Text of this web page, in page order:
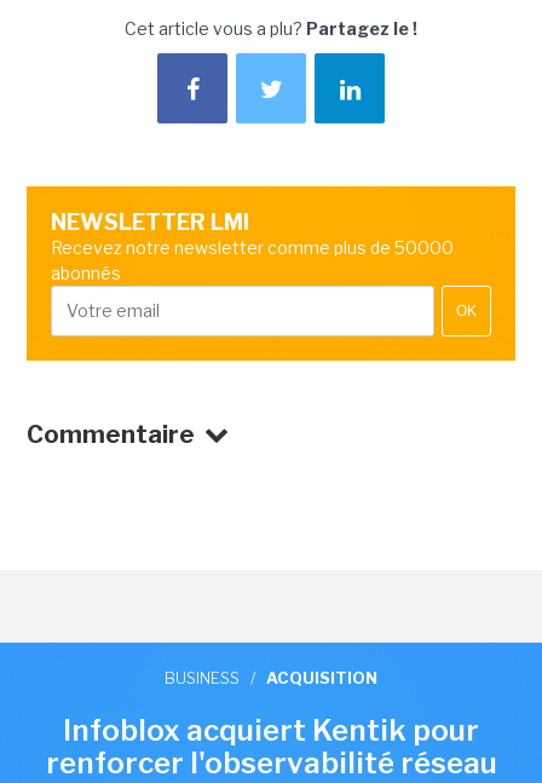
Cet article vous a plu? Partagez le !
NEWSLETTER LMI
Recevez notre newsletter comme plus de 50000
abonnés
OK
Commentaire
BUSINESS / ACQUISITION
Infoblox acquiert Kentik pour
renforcer l'observabilité réseau